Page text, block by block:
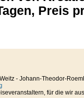
Preis
- Johann-Theodor-
für die wir